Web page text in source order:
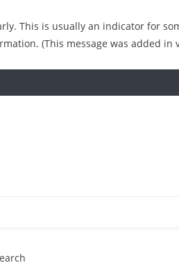
This is usually an indicator for
(This message was added in